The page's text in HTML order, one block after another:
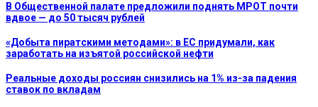
В Общественной палате предложили поднять МРОТ почти
вдвое — до 50 тысяч рублей
«Добыта пиратскими методами»: в ЕС придумали, как
заработать на изъятой российской нефти
Реальные доходы россиян снизились на 1% из-за падения
ставок по вкладам